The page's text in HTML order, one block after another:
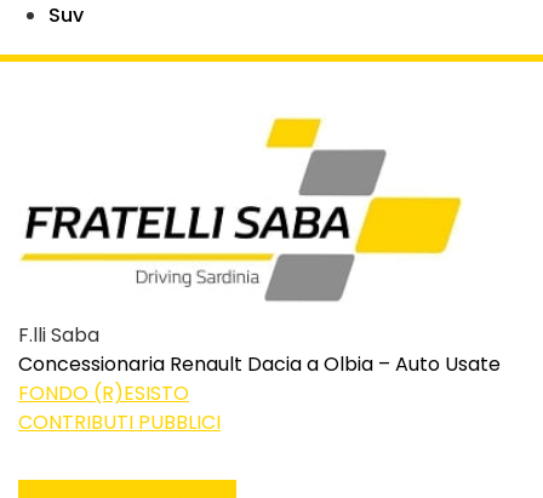
Suv
F.lli Saba
Concessionaria Renault Dacia a Olbia – Auto Usate
FONDO (R)ESISTO
CONTRIBUTI PUBBLICI